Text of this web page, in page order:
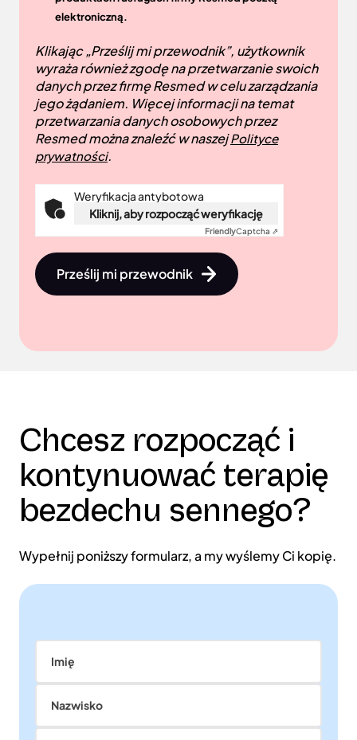
elektroniczną.
Klikając „Prześlij mi przewodnik”, użytkownik
wyraża również zgodę na przetwarzanie swoich
danych przez firmę Resmed w celu zarządzania
jego żądaniem. Więcej informacji na temat
przetwarzania danych osobowych przez
Resmed można znaleźć w naszejPolityce
prywatności.
Weryfikacja antybotowa
Kliknij, aby rozpocząć weryfikację
FriendlyCaptcha ⇗
Prześlij mi przewodnik
Chcesz rozpocząć i
kontynuować terapię
bezdechu sennego?
Wypełnij poniższy formularz, a my wyślemy Ci kopię.
Imię
Nazwisko